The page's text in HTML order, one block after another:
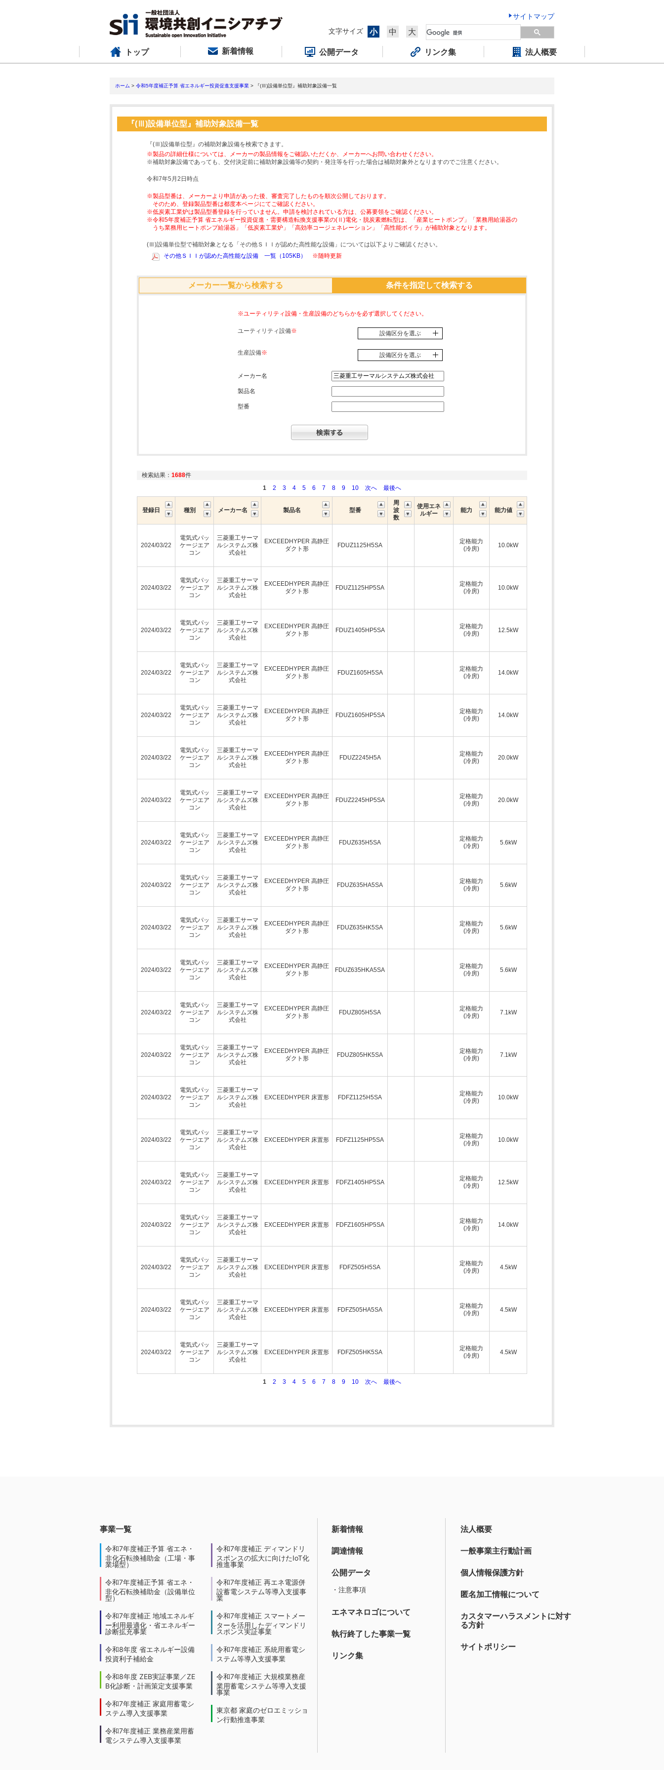
サイトマップ
文字サイズ
小 中 大
トップ 新着情報 公開データ リンク集 法人概要
ホーム > 令和5年度補正予算 省エネルギー投資促進支援事業 > 『(Ⅲ)設備単位型』補助対象設備一覧
『(Ⅲ)設備単位型』補助対象設備一覧
『(Ⅲ)設備単位型』の補助対象設備を検索できます。
※製品の詳細仕様については、メーカーの製品情報をご確認いただくか、メーカーへお問い合わせください。
※補助対象設備であっても、交付決定前に補助対象設備等の契約・発注等を行った場合は補助対象外となりますのでご注意ください。
令和7年5月2日時点
※製品型番は、メーカーより申請があった後、審査完了したものを順次公開しております。
そのため、登録製品型番は都度本ページにてご確認ください。
※低炭素工業炉は製品型番登録を行っていません。申請を検討されている方は、公募要領をご確認ください。
※令和5年度補正予算 省エネルギー投資促進・需要構造転換支援事業の(Ⅱ)電化・脱炭素燃転型は、「産業ヒートポンプ」「業務用給湯器の
うち業務用ヒートポンプ給湯器」「低炭素工業炉」「高効率コージェネレーション」「高性能ボイラ」が補助対象となります。
(Ⅲ)設備単位型で補助対象となる「その他ＳＩＩが認めた高性能な設備」については以下よりご確認ください。
その他ＳＩＩが認めた高性能な設備 一覧（105KB）
※随時更新
メーカー一覧から検索する 条件を指定して検索する
※ユーティリティ設備・生産設備のどちらかを必ず選択してください。
ユーティリティ設備※ 設備区分を選ぶ
生産設備※ 設備区分を選ぶ
メーカー名
製品名
型番
検索結果： 1688件
1
2 3 4 5 6 7 8 9 10 次へ 最後へ
登録日 種別 メーカー名 製品名 型番
周
波
数
使用エネ
ルギー
能力 能力値
2024/03/22
電気式パッ
ケージエア
コン
三菱重工サーマ
ルシステムズ株
式会社
EXCEEDHYPER 高静圧
ダクト形
FDUZ1125H5SA
定格能力
(冷房)
10.0kW
2024/03/22
電気式パッ
ケージエア
コン
三菱重工サーマ
ルシステムズ株
式会社
EXCEEDHYPER 高静圧
ダクト形
FDUZ1125HP5SA
定格能力
(冷房)
10.0kW
2024/03/22
電気式パッ
ケージエア
コン
三菱重工サーマ
ルシステムズ株
式会社
EXCEEDHYPER 高静圧
ダクト形
FDUZ1405HP5SA
定格能力
(冷房)
12.5kW
2024/03/22
電気式パッ
ケージエア
コン
三菱重工サーマ
ルシステムズ株
式会社
EXCEEDHYPER 高静圧
ダクト形
FDUZ1605H5SA
定格能力
(冷房)
14.0kW
2024/03/22
電気式パッ
ケージエア
コン
三菱重工サーマ
ルシステムズ株
式会社
EXCEEDHYPER 高静圧
ダクト形
FDUZ1605HP5SA
定格能力
(冷房)
14.0kW
2024/03/22
電気式パッ
ケージエア
コン
三菱重工サーマ
ルシステムズ株
式会社
EXCEEDHYPER 高静圧
ダクト形
FDUZ2245H5A
定格能力
(冷房)
20.0kW
2024/03/22
電気式パッ
ケージエア
コン
三菱重工サーマ
ルシステムズ株
式会社
EXCEEDHYPER 高静圧
ダクト形
FDUZ2245HP5SA
定格能力
(冷房)
20.0kW
2024/03/22
電気式パッ
ケージエア
コン
三菱重工サーマ
ルシステムズ株
式会社
EXCEEDHYPER 高静圧
ダクト形
FDUZ635H5SA
定格能力
(冷房)
5.6kW
2024/03/22
電気式パッ
ケージエア
コン
三菱重工サーマ
ルシステムズ株
式会社
EXCEEDHYPER 高静圧
ダクト形
FDUZ635HA5SA
定格能力
(冷房)
5.6kW
2024/03/22
電気式パッ
ケージエア
コン
三菱重工サーマ
ルシステムズ株
式会社
EXCEEDHYPER 高静圧
ダクト形
FDUZ635HK5SA
定格能力
(冷房)
5.6kW
2024/03/22
電気式パッ
ケージエア
コン
三菱重工サーマ
ルシステムズ株
式会社
EXCEEDHYPER 高静圧
ダクト形
FDUZ635HKA5SA
定格能力
(冷房)
5.6kW
2024/03/22
電気式パッ
ケージエア
コン
三菱重工サーマ
ルシステムズ株
式会社
EXCEEDHYPER 高静圧
ダクト形
FDUZ805H5SA
定格能力
(冷房)
7.1kW
2024/03/22
電気式パッ
ケージエア
コン
三菱重工サーマ
ルシステムズ株
式会社
EXCEEDHYPER 高静圧
ダクト形
FDUZ805HK5SA
定格能力
(冷房)
7.1kW
2024/03/22
電気式パッ
ケージエア
コン
三菱重工サーマ
ルシステムズ株
式会社
EXCEEDHYPER 床置形 FDFZ1125H5SA
定格能力
(冷房)
10.0kW
2024/03/22
電気式パッ
ケージエア
コン
三菱重工サーマ
ルシステムズ株
式会社
EXCEEDHYPER 床置形 FDFZ1125HP5SA
定格能力
(冷房)
10.0kW
2024/03/22
電気式パッ
ケージエア
コン
三菱重工サーマ
ルシステムズ株
式会社
EXCEEDHYPER 床置形 FDFZ1405HP5SA
定格能力
(冷房)
12.5kW
2024/03/22
電気式パッ
ケージエア
コン
三菱重工サーマ
ルシステムズ株
式会社
EXCEEDHYPER 床置形 FDFZ1605HP5SA
定格能力
(冷房)
14.0kW
2024/03/22
電気式パッ
ケージエア
コン
三菱重工サーマ
ルシステムズ株
式会社
EXCEEDHYPER 床置形 FDFZ505H5SA
定格能力
(冷房)
4.5kW
2024/03/22
電気式パッ
ケージエア
コン
三菱重工サーマ
ルシステムズ株
式会社
EXCEEDHYPER 床置形 FDFZ505HA5SA
定格能力
(冷房)
4.5kW
2024/03/22
電気式パッ
ケージエア
コン
三菱重工サーマ
ルシステムズ株
式会社
EXCEEDHYPER 床置形 FDFZ505HK5SA
定格能力
(冷房)
4.5kW
1 2 3 4 5 6 7 8 9 10 次へ 最後へ
事業一覧
令和7年度補正予算 省エネ・
非化石転換補助金（工場・事
業場型）
令和7年度補正予算 省エネ・
非化石転換補助金（設備単位
型）
令和7年度補正 地域エネルギ
ー利用最適化・省エネルギー
診断拡充事業
令和8年度 省エネルギー設備
投資利子補給金
令和8年度 ZEB実証事業／ZE
B化診断・計画策定支援事業
令和7年度補正 家庭用蓄電シ
ステム導入支援事業
令和7年度補正 業務産業用蓄
電システム導入支援事業
令和7年度補正 ディマンドリ
スポンスの拡大に向けたIoT化
推進事業
令和7年度補正 再エネ電源併
設蓄電システム等導入支援事
業
令和7年度補正 スマートメー
ターを活用したディマンドリ
スポンス実証事業
令和7年度補正 系統用蓄電シ
ステム等導入支援事業
令和7年度補正 大規模業務産
業用蓄電システム等導入支援
事業
東京都 家庭のゼロエミッショ
ン行動推進事業
新着情報
調達情報
公開データ
・注意事項
エネマネロゴについて
執行終了した事業一覧
リンク集
法人概要
一般事業主行動計画
個人情報保護方針
匿名加工情報について
カスタマーハラスメントに対す
る方針
サイトポリシー